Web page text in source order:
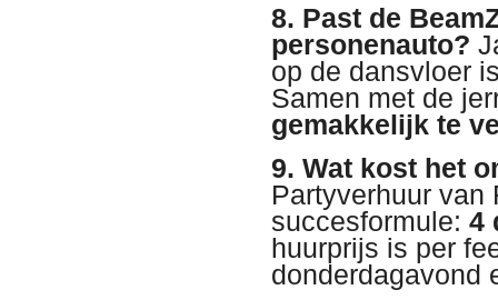
8. Past de
personenauto?
op de dansvloer
Samen met de
gemakkelijk te
9. Wat kost het
Partyverhuur van
succesformule: 4
huurprijs is per
donderdagavond